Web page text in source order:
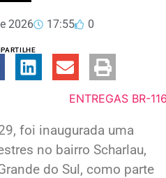
2026 17:55 0
foi inaugurada uma
no bairro Scharlau,
do Sul, como parte